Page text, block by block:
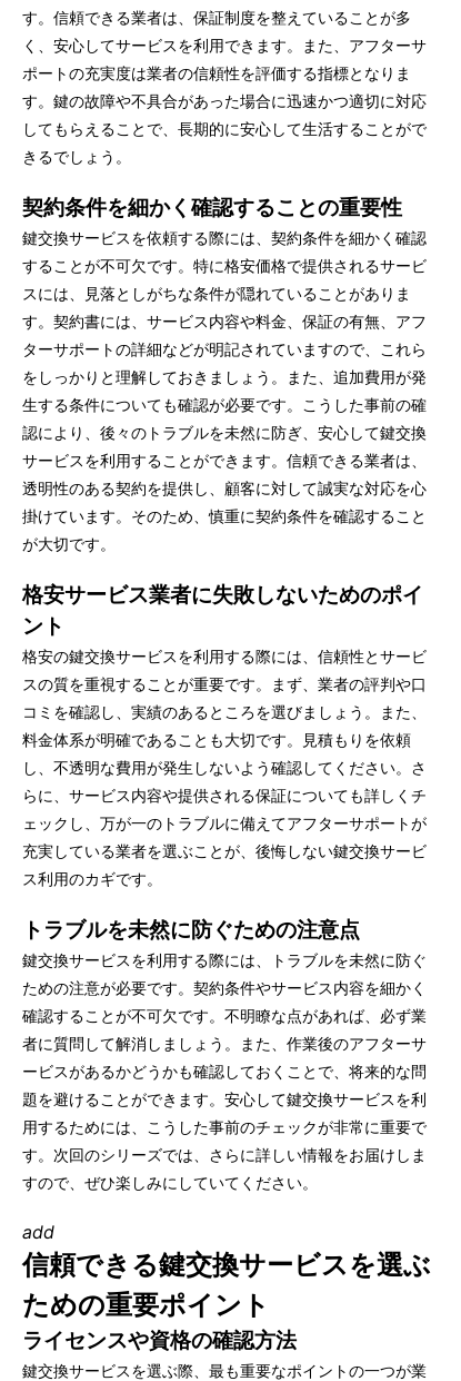
す。信頼できる業者は、保証制度を整えていることが多
く、安心してサービスを利用できます。また、アフターサ
ポートの充実度は業者の信頼性を評価する指標となりま
す。鍵の故障や不具合があった場合に迅速かつ適切に対応
してもらえることで、長期的に安心して生活することがで
きるでしょう。
契約条件を細かく確認することの重要性
鍵交換サービスを依頼する際には、契約条件を細かく確認
することが不可欠です。特に格安価格で提供されるサービ
スには、見落としがちな条件が隠れていることがありま
す。契約書には、サービス内容や料金、保証の有無、アフ
ターサポートの詳細などが明記されていますので、これら
をしっかりと理解しておきましょう。また、追加費用が発
生する条件についても確認が必要です。こうした事前の確
認により、後々のトラブルを未然に防ぎ、安心して鍵交換
サービスを利用することができます。信頼できる業者は、
透明性のある契約を提供し、顧客に対して誠実な対応を心
掛けています。そのため、慎重に契約条件を確認すること
が大切です。
格安サービス業者に失敗しないためのポイ
ント
格安の鍵交換サービスを利用する際には、信頼性とサービ
スの質を重視することが重要です。まず、業者の評判や口
コミを確認し、実績のあるところを選びましょう。また、
料金体系が明確であることも大切です。見積もりを依頼
し、不透明な費用が発生しないよう確認してください。さ
らに、サービス内容や提供される保証についても詳しくチ
ェックし、万が一のトラブルに備えてアフターサポートが
充実している業者を選ぶことが、後悔しない鍵交換サービ
ス利用のカギです。
トラブルを未然に防ぐための注意点
鍵交換サービスを利用する際には、トラブルを未然に防ぐ
ための注意が必要です。契約条件やサービス内容を細かく
確認することが不可欠です。不明瞭な点があれば、必ず業
者に質問して解消しましょう。また、作業後のアフターサ
ービスがあるかどうかも確認しておくことで、将来的な問
題を避けることができます。安心して鍵交換サービスを利
用するためには、こうした事前のチェックが非常に重要で
す。次回のシリーズでは、さらに詳しい情報をお届けしま
すので、ぜひ楽しみにしていてください。
add
信頼できる鍵交換サービスを選ぶ
ための重要ポイント
ライセンスや資格の確認方法
鍵交換サービスを選ぶ際、最も重要なポイントの一つが業